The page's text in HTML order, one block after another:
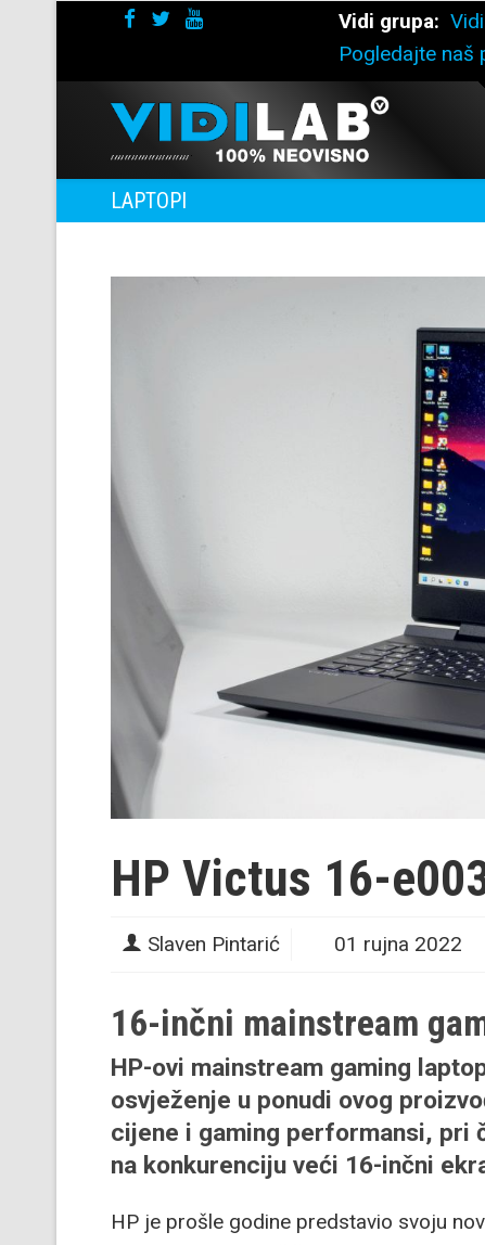
Vidi grupa:
Pogledajte naš
LAPTOPI
HP Victus 16-
Slaven Pintarić 01 rujna 2022
16-inčni mainstream
HP-ovi mainstream gaming
osvježenje u ponudi ovog
cijene i gaming performansi, pri
na konkurenciju veći 16-inčni
HP je prošle godine predstavio svoju